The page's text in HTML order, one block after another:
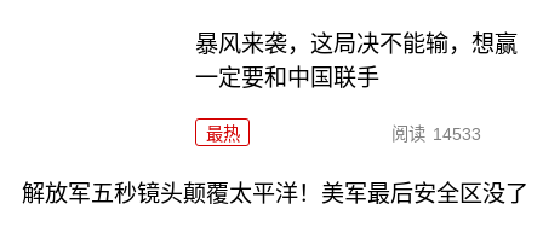
暴风来袭，这局决不能输，想赢
一定要和中国联手
最热 阅读 14533
解放军五秒镜头颠覆太平洋！美军最后安全区没了